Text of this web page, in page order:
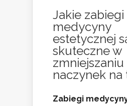
Jakie zabiegi
medycyny
estetycznej
skuteczne w
zmniejszaniu
naczynek na
Zabiegi